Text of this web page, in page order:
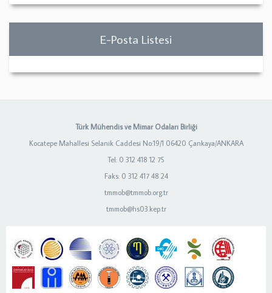
E-Posta Listesi
Türk Mühendis ve Mimar Odaları Birliği
Kocatepe Mahallesi Selanik Caddesi No:19/1 06420 Çankaya/ANKARA
Tel: 0 312 418 12 75
Faks: 0 312 417 48 24
tmmob@tmmob.org.tr
tmmob@hs03.kep.tr